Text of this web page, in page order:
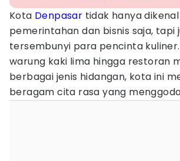
Kota Denpasar tidak hanya
pemerintahan dan bisnis saja, tapi
tersembunyi para pencinta
warung kaki lima hingga restoran
berbagai jenis hidangan, kota ini
beragam cita rasa yang